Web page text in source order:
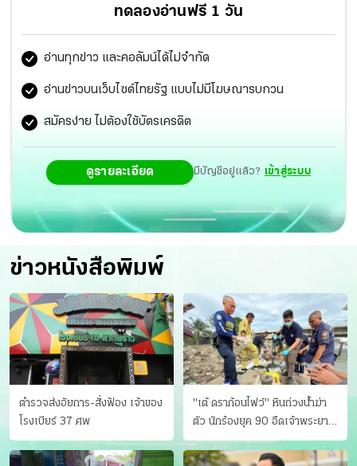
ทดลองอ่านฟรี 1 วัน
อ่านทุกข่าว และคอลัมน์ได้ไม่จำกัด
อ่านข่าวบนเว็บไซต์ไทยรัฐ แบบไม่มีโฆษณารบกวน
สมัครง่าย ไม่ต้องใช้บัตรเครดิต
ดูรายละเอียด มีบัญชีอยู่แล้ว? เข้าสู่ระบบ
ข่าวหนังสือพิมพ์
ตำรวจส่งอัยการ-สั่งฟ้อง เจ้าของ
โรงเบียร์ 37 ศพ
"เต้ ดราก้อนไฟว์" หินถ่วงน้ำฆ่า
ตัว นักร้องยุค 90 อืดเจ้าพระยา
แฟนหาตัววุ่น เครียดธุรกิจ!